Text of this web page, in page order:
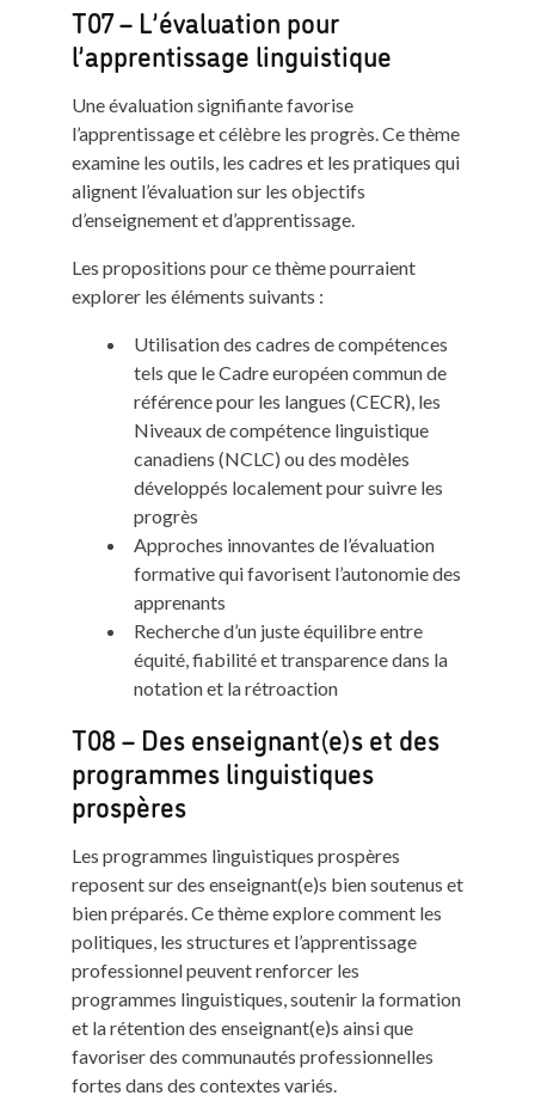
T07 – L’évaluation pour
l’apprentissage linguistique
Une évaluation signifiante favorise
l’apprentissage et célèbre les progrès. Ce thème
examine les outils, les cadres et les pratiques qui
alignent l’évaluation sur les objectifs
d’enseignement et d’apprentissage.
Les propositions pour ce thème pourraient
explorer les éléments suivants :
Utilisation des cadres de compétences
tels que le Cadre européen commun de
référence pour les langues (CECR), les
Niveaux de compétence linguistique
canadiens (NCLC) ou des modèles
développés localement pour suivre les
progrès
Approches innovantes de l’évaluation
formative qui favorisent l’autonomie des
apprenants
Recherche d’un juste équilibre entre
équité, fiabilité et transparence dans la
notation et la rétroaction
T08 – Des enseignant(e)s et des
programmes linguistiques
prospères
Les programmes linguistiques prospères
reposent sur des enseignant(e)s bien soutenus et
bien préparés. Ce thème explore comment les
politiques, les structures et l’apprentissage
professionnel peuvent renforcer les
programmes linguistiques, soutenir la formation
et la rétention des enseignant(e)s ainsi que
favoriser des communautés professionnelles
fortes dans des contextes variés.